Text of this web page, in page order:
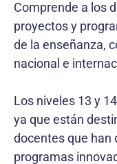
Comprende a los
proyectos y
de la enseñanza,
nacional e
Los niveles 13 y
ya que están
docentes que han
programas